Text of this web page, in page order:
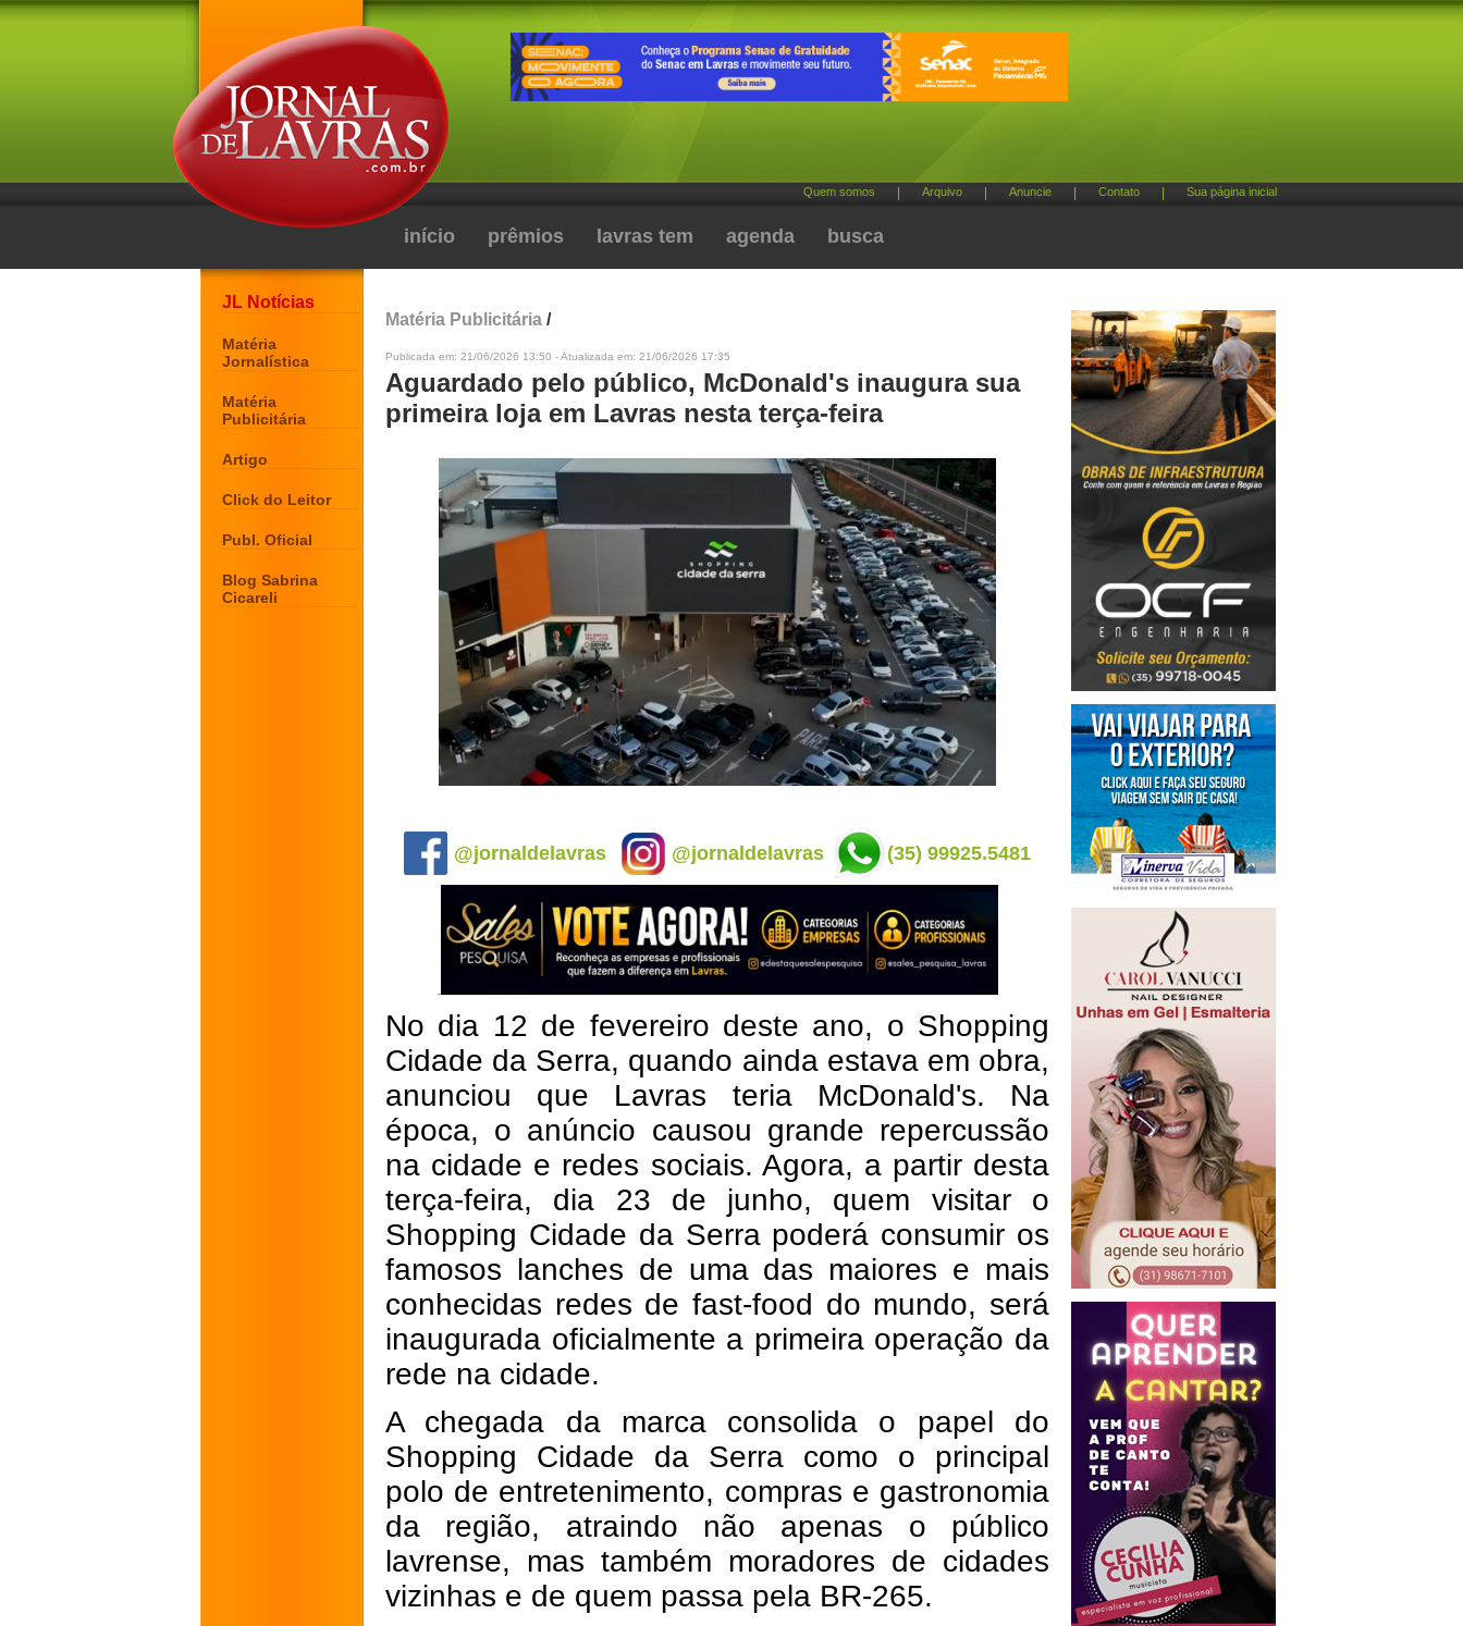
Quem somos Arquivo Anuncie Contato Sua página inicial
início prêmios lavras tem agenda busca
JL Notícias
Matéria
Jornalística
Matéria
Publicitária
Artigo
Click do Leitor
Publ. Oficial
Blog Sabrina
Cicareli
Matéria Publicitária /
Publicada em: 21/06/2026 13:50 - Atualizada em: 21/06/2026 17:35
Aguardado pelo público, McDonald's inaugura sua
primeira loja em Lavras nesta terça-feira
@jornaldelavras @jornaldelavras (35) 99925.5481
No dia 12 de fevereiro deste ano, o Shopping
Cidade da Serra, quando ainda estava em obra,
anunciou que Lavras teria McDonald's. Na
época, o anúncio causou grande repercussão
na cidade e redes sociais. Agora, a partir desta
terça-feira, dia 23 de junho, quem visitar o
Shopping Cidade da Serra poderá consumir os
famosos lanches de uma das maiores e mais
conhecidas redes de fast-food do mundo, será
inaugurada oficialmente a primeira operação da
rede na cidade.
A chegada da marca consolida o papel do
Shopping Cidade da Serra como o principal
polo de entretenimento, compras e gastronomia
da região, atraindo não apenas o público
lavrense, mas também moradores de cidades
vizinhas e de quem passa pela BR-265.